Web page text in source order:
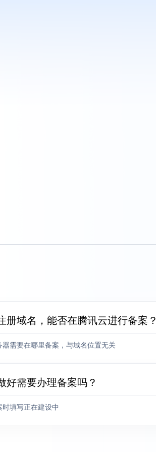
册域名，能否在腾讯云进行备案？
需要在哪里备案，与域名位置无关
好需要办理备案吗？
填写正在建设中